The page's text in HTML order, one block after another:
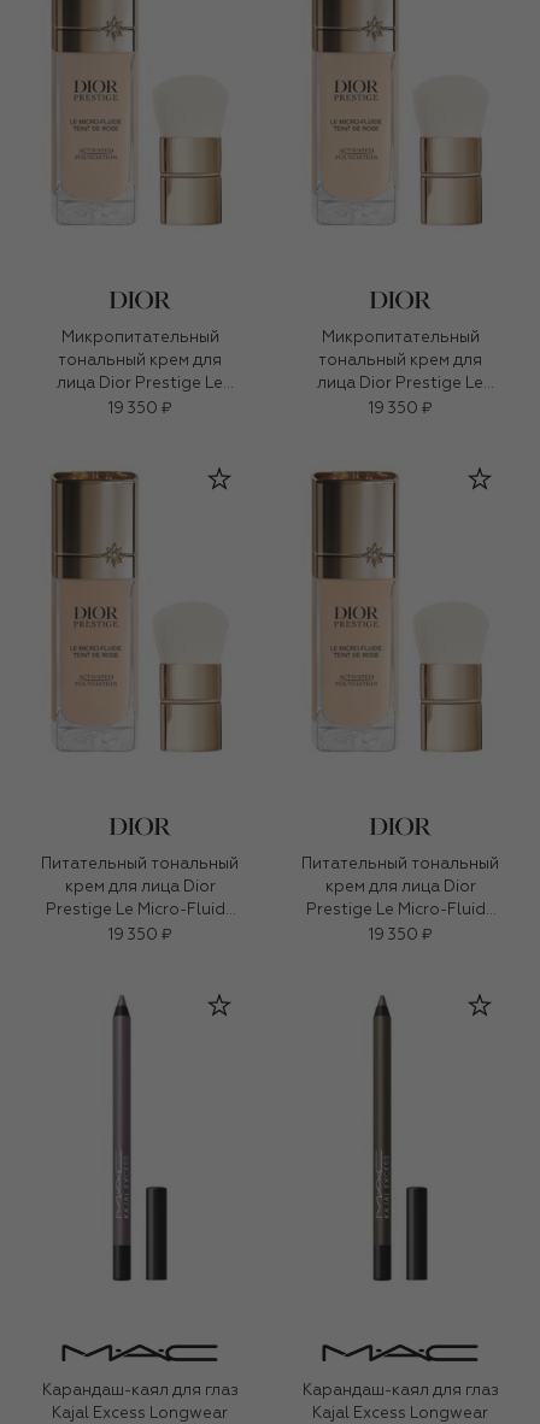
Микропитательный
тональный крем для
лица Dior Prestige Le
Micro-Fluide Teint de
19 350 ₽
Микропитательный
тональный крем для
лица Dior Prestige Le
Micro-Fluide Teint de
19 350 ₽
Питательный тональный
крем для лица Dior
Prestige Le Micro-Fluide
Teint de Rose, оттенок
19 350 ₽
Питательный тональный
крем для лица Dior
Prestige Le Micro-Fluide
Teint de Rose, оттенок
19 350 ₽
Карандаш-каял для глаз
Kajal Excess Longwear
Карандаш-каял для глаз
Kajal Excess Longwear